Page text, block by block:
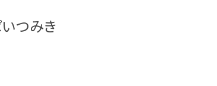
いつみき